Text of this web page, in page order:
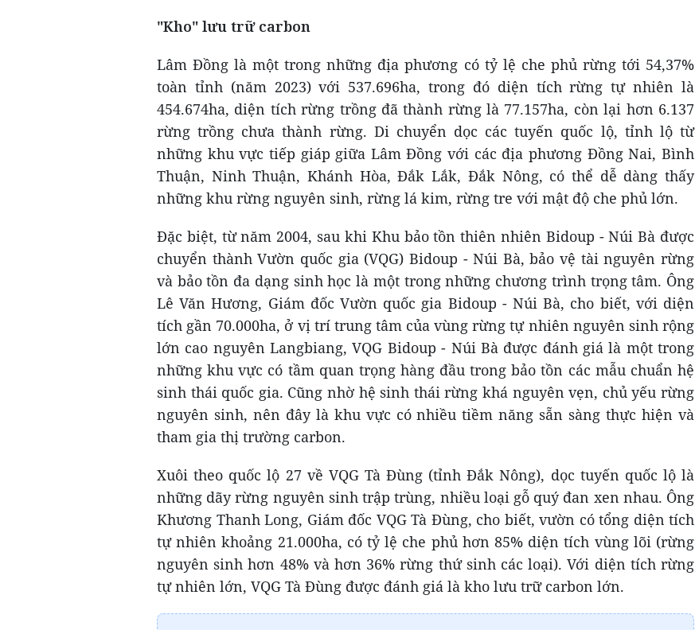
"Kho" lưu trữ carbon
Lâm Đồng là một trong những địa phương có tỷ lệ che phủ rừng tới 54,37%
toàn tỉnh (năm 2023) với 537.696ha, trong đó diện tích rừng tự nhiên là
454.674ha, diện tích rừng trồng đã thành rừng là 77.157ha, còn lại hơn 6.137
rừng trồng chưa thành rừng. Di chuyển dọc các tuyến quốc lộ, tỉnh lộ từ
những khu vực tiếp giáp giữa Lâm Đồng với các địa phương Đồng Nai, Bình
Thuận, Ninh Thuận, Khánh Hòa, Đắk Lắk, Đắk Nông, có thể dễ dàng thấy
những khu rừng nguyên sinh, rừng lá kim, rừng tre với mật độ che phủ lớn.
Đặc biệt, từ năm 2004, sau khi Khu bảo tồn thiên nhiên Bidoup - Núi Bà được
chuyển thành Vườn quốc gia (VQG) Bidoup - Núi Bà, bảo vệ tài nguyên rừng
và bảo tồn đa dạng sinh học là một trong những chương trình trọng tâm. Ông
Lê Văn Hương, Giám đốc Vườn quốc gia Bidoup - Núi Bà, cho biết, với diện
tích gần 70.000ha, ở vị trí trung tâm của vùng rừng tự nhiên nguyên sinh rộng
lớn cao nguyên Langbiang, VQG Bidoup - Núi Bà được đánh giá là một trong
những khu vực có tầm quan trọng hàng đầu trong bảo tồn các mẫu chuẩn hệ
sinh thái quốc gia. Cũng nhờ hệ sinh thái rừng khá nguyên vẹn, chủ yếu rừng
nguyên sinh, nên đây là khu vực có nhiều tiềm năng sẵn sàng thực hiện và
tham gia thị trường carbon.
Xuôi theo quốc lộ 27 về VQG Tà Đùng (tỉnh Đắk Nông), dọc tuyến quốc lộ là
những dãy rừng nguyên sinh trập trùng, nhiều loại gỗ quý đan xen nhau. Ông
Khương Thanh Long, Giám đốc VQG Tà Đùng, cho biết, vườn có tổng diện tích
tự nhiên khoảng 21.000ha, có tỷ lệ che phủ hơn 85% diện tích vùng lõi (rừng
nguyên sinh hơn 48% và hơn 36% rừng thứ sinh các loại). Với diện tích rừng
tự nhiên lớn, VQG Tà Đùng được đánh giá là kho lưu trữ carbon lớn.